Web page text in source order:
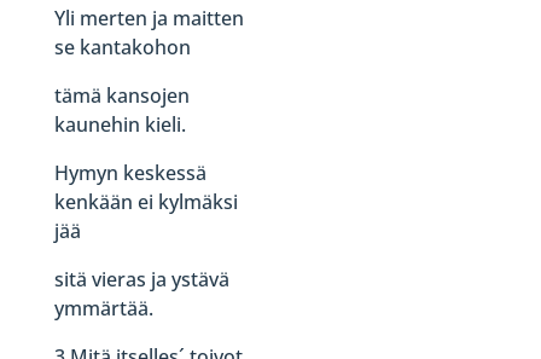
Yli merten ja maitten
se kantakohon
tämä kansojen
kaunehin kieli.
Hymyn keskessä
kenkään ei kylmäksi
jää
sitä vieras ja ystävä
ymmärtää.